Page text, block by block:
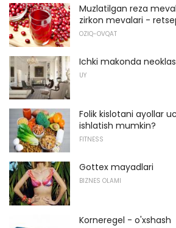
Muzlatilgan reza
zirkon mevalari -
OZIQ-OVQAT
Ichki makonda
UY
Folik kislotani ayollar
ishlatish mumkin?
FITNESS
Gottex mayadlari
BIZNES OLAMI
Korneregel - o'xshash